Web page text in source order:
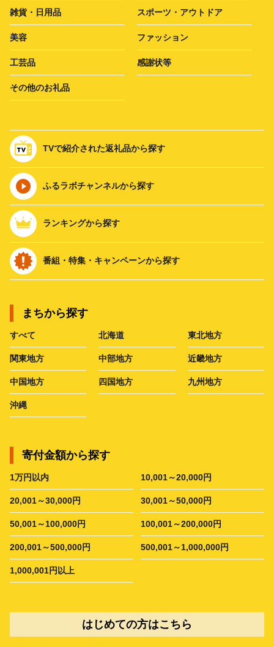
雑貨・日用品 スポーツ・アウトドア
美容 ファッション
工芸品 感謝状等
その他のお礼品
TVで紹介された返礼品から探す
ふるラボチャンネルから探す
ランキングから探す
番組・特集・キャンペーンから探す
まちから探す
すべて 北海道 東北地方
関東地方 中部地方 近畿地方
中国地方 四国地方 九州地方
沖縄
寄付金額から探す
1万円以内 10,001～20,000円
20,001～30,000円 30,001～50,000円
50,001～100,000円 100,001～200,000円
200,001～500,000円 500,001～1,000,000円
1,000,001円以上
はじめての方はこちら